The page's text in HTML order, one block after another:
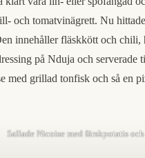
och tomatvinägrett. Nu
innehåller fläskkött och
på Nduja och
grillad tonfisk och så
Sallade Nicoise med färskpotatis